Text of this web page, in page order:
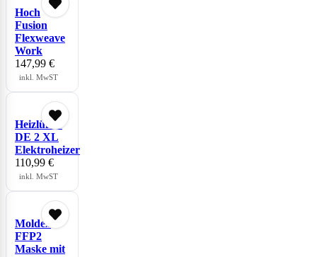
Hoch
Fusion
Flexweave
Work
147,99 €
inkl. MwST
Heizlüfter
DE 2 XL
Elektroheizer
110,99 €
inkl. MwST
Moldex
FFP2
Maske mit